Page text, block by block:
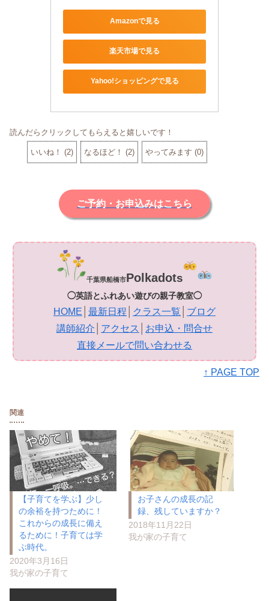
Amazonで見る
楽天市場で見る
Yahoo!ショッピングで見る
読んだらクリックしてもらえると嬉しいです！
いいね！ (2) なるほど！ (2) やってみます (0)
ご予約・お申込みはこちら
千葉県船橋市Polkadots
◯英語とふれあい遊びの親子教室◯
HOME 最新日程 クラス一覧
ブログ
講師紹介
アクセス
お申込・問合せ
直接メールで問い合わせる
↑ PAGE TOP
関連
【子育てを学ぶ】少し
の余裕を持つために！
これからの成長に備え
るために！子育ては学
ぶ時代。
2020年3月16日
我が家の子育て
お子さんの成長の記
録、残していますか？
2018年11月22日
我が家の子育て